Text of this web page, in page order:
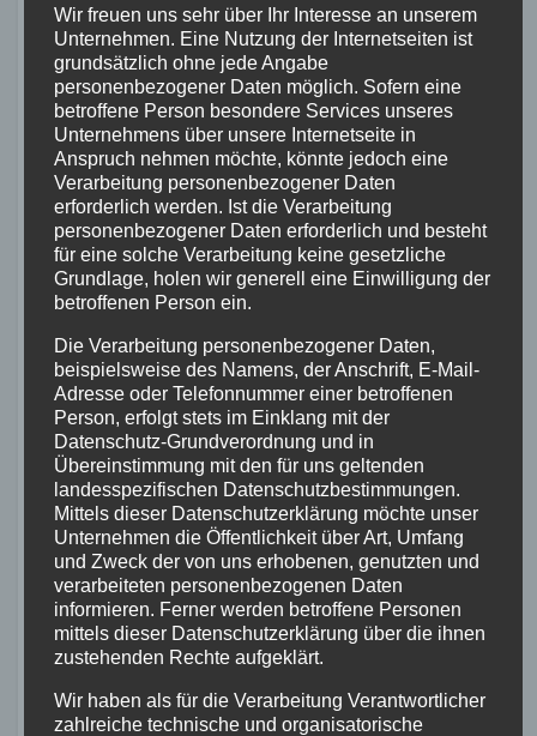
Unterschiede zum
Cyclocross- und
Rennrad
Gravelbikes unterscheiden sich von
Cyclocross- und Rennrädern durch ihre
breiteren Reifen. Während Rennräder
typischerweise schmale Reifen verwenden,
sind Gravelbikes mit breiten Reifen versehen.
Diese breiteren Reifen bieten eine bessere
Traktion auf unterschiedlichen Untergründen
und machen Gravelbikes vielseitiger. Fahrer
können mit Gravelbikes sowohl auf Straßen als
auch im Gelände gleichermaßen Spaß haben.
Mit ihren breiteren Reifen sind Gravelbikes
besser geeignet für den Einsatz auf
Schotterwegen, Kiesstraßen und unbefestigten
Wegen. Diese Reifen bieten mehr Stabilität und
Wir freuen uns sehr über Ihr Interesse an unserem
Unternehmen. Eine Nutzung der Internetseiten ist
grundsätzlich ohne jede Angabe
personenbezogener Daten möglich. Sofern eine
betroffene Person besondere Services unseres
Unternehmens über unsere Internetseite in
Anspruch nehmen möchte, könnte jedoch eine
Verarbeitung personenbezogener Daten
erforderlich werden. Ist die Verarbeitung
personenbezogener Daten erforderlich und besteht
für eine solche Verarbeitung keine gesetzliche
Grundlage, holen wir generell eine Einwilligung der
betroffenen Person ein.
Die Verarbeitung personenbezogener Daten,
beispielsweise des Namens, der Anschrift, E-Mail-
Adresse oder Telefonnummer einer betroffenen
Person, erfolgt stets im Einklang mit der
Datenschutz-Grundverordnung und in
Übereinstimmung mit den für uns geltenden
landesspezifischen Datenschutzbestimmungen.
Mittels dieser Datenschutzerklärung möchte unser
Unternehmen die Öffentlichkeit über Art, Umfang
und Zweck der von uns erhobenen, genutzten und
verarbeiteten personenbezogenen Daten
informieren. Ferner werden betroffene Personen
mittels dieser Datenschutzerklärung über die ihnen
zustehenden Rechte aufgeklärt.
Wir haben als für die Verarbeitung Verantwortlicher
zahlreiche technische und organisatorische